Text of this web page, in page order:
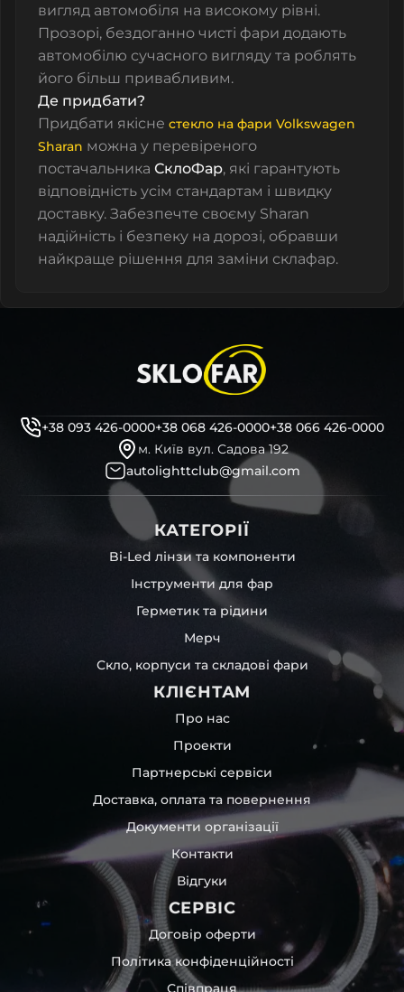
вигляд автомобіля на високому рівні.
Прозорі, бездоганно чисті фари додають
автомобілю сучасного вигляду та роблять
його більш привабливим.
Де придбати?
Придбати якісне стекло на фари Volkswagen
Sharan можна у перевіреного
постачальника СклоФар, які гарантують
відповідність усім стандартам і швидку
доставку. Забезпечте своєму Sharan
надійність і безпеку на дорозі, обравши
найкраще рішення для заміни склафар.
+38 093 426-0000+38 068 426-0000+38 066 426-0000
м. Київ вул. Садова 192
autolighttclub@gmail.com
КАТЕГОРІЇ
Bi-Led лінзи та компоненти
Інструменти для фар
Герметик та рідини
Мерч
Скло, корпуси та складові фари
КЛІЄНТАМ
Про нас
Проекти
Партнерські сервіси
Доставка, оплата та повернення
Документи організації
Контакти
Відгуки
СЕРВІС
Договір оферти
Політика конфіденційності
Співпраця